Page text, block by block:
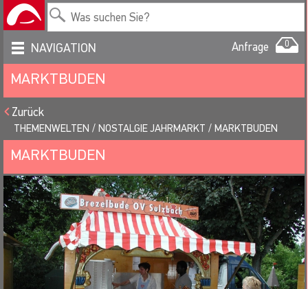
NAVIGATION Anfrage 0
MARKTBUDEN
Zurück
THEMENWELTEN NOSTALGIE JAHRMARKT MARKTBUDEN
MARKTBUDEN